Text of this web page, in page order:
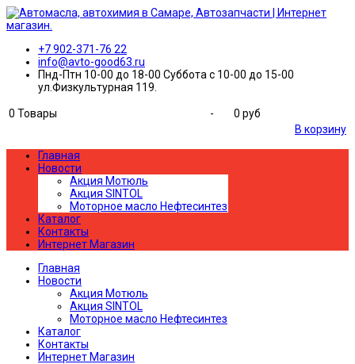
+7 902-371-76 22
info@avto-good63.ru
Пнд-Птн 10-00 до 18-00 Суббота с 10-00 до 15-00
ул.Физкультурная 119.
0 Товары -
0 руб
В корзину
Главная
Новости
Акция Мотюль
Акция SINTOL
Моторное масло Нефтесинтез
Каталог
Контакты
Интернет Магазин
Главная
Новости
Акция Мотюль
Акция SINTOL
Моторное масло Нефтесинтез
Каталог
Контакты
Интернет Магазин